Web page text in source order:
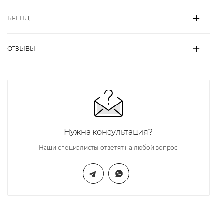
БРЕНД
ОТЗЫВЫ
Нужна консультация?
Наши специалисты ответят на любой вопрос